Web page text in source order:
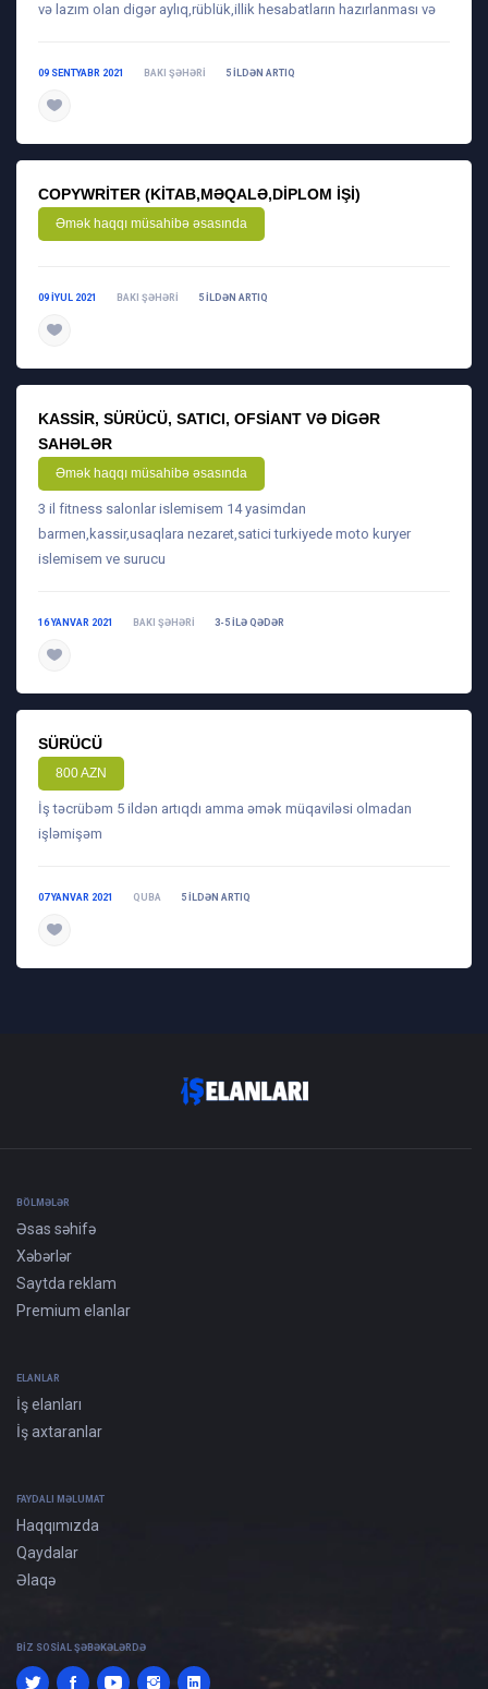
və lazım olan digər aylıq,rüblük,illik hesabatların hazırlanması və
09 SENTYABR 2021 BAKI ŞƏHƏRI 5 ILDƏN ARTIQ
COPYWRITER (KITAB,MƏQALƏ,DIPLOM IŞI)
Əmək haqqı müsahibə əsasında
09 IYUL 2021 BAKI ŞƏHƏRI 5 ILDƏN ARTIQ
KASSIR, SÜRÜCÜ, SATICI, OFSIANT VƏ DIGƏR
SAHƏLƏR
Əmək haqqı müsahibə əsasında
3 il fitness salonlar islemisem 14 yasimdan
barmen,kassir,usaqlara nezaret,satici turkiyede moto kuryer
islemisem ve surucu
16 YANVAR 2021 BAKI ŞƏHƏRI 3-5 ILƏ QƏDƏR
SÜRÜCÜ
800 AZN
İş təcrübəm 5 ildən artıqdı amma əmək müqaviləsi olmadan
işləmişəm
07 YANVAR 2021 QUBA 5 ILDƏN ARTIQ
BÖLMƏLƏR
Əsas səhifə
Xəbərlər
Saytda reklam
Premium elanlar
ELANLAR
İş elanları
İş axtaranlar
FAYDALI MƏLUMAT
Haqqımızda
Qaydalar
Əlaqə
BIZ SOSIAL ŞƏBƏKƏLƏRDƏ